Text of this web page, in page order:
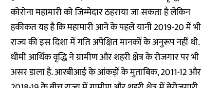
कोरोना महामारी को जिम्मेदार ठहराया जा सकता है लेकिन
हकीकत यह है कि महामारी आने के पहले यानी 2019-20 में भी
राज्य की इस दिशा में गति अपेक्षित मानकों के अनुरूप नहीं थी.
धीमी आर्थिक वृद्धि ने ग्रामीण और शहरी क्षेत्र के रोजगार पर भी
असर डाला है. आरबीआई के आंकड़ों के मुताबिक, 2011-12 और